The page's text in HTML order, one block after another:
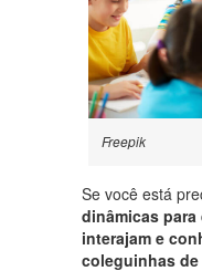
Freepik
Se você está
dinâmicas para
interajam e
coleguinhas de